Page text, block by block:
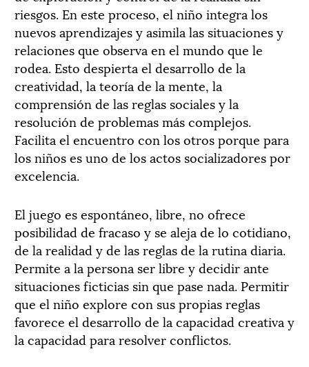
riesgos. En este proceso, el niño integra los
nuevos aprendizajes y asimila las situaciones y
relaciones que observa en el mundo que le
rodea. Esto despierta el desarrollo de la
creatividad, la teoría de la mente, la
comprensión de las reglas sociales y la
resolución de problemas más complejos.
Facilita el encuentro con los otros porque para
los niños es uno de los actos socializadores por
excelencia.
El juego es espontáneo, libre, no ofrece
posibilidad de fracaso y se aleja de lo cotidiano,
de la realidad y de las reglas de la rutina diaria.
Permite a la persona ser libre y decidir ante
situaciones ficticias sin que pase nada. Permitir
que el niño explore con sus propias reglas
favorece el desarrollo de la capacidad creativa y
la capacidad para resolver conflictos.